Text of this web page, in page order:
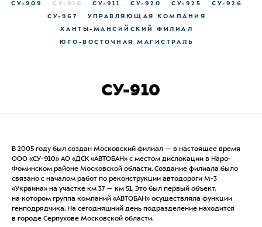
СУ-909 СУ-910 СУ-911 СУ-920 СУ-925 СУ-926
СУ-967 УПРАВЛЯЮЩАЯ КОМПАНИЯ
ХАНТЫ-МАНСИЙСКИЙ ФИЛИАЛ
ЮГО-ВОСТОЧНАЯ МАГИСТРАЛЬ
СУ-910
В 2005 году был создан Московский филиал — в настоящее время
ООО «СУ-910» АО «ДСК «АВТОБАН» с местом дислокации в Наро-
Фоминском районе Московской области. Создание филиала было
связано с началом работ по реконструкции автодороги М-3
«Украина» на участке км 37 — км 51. Это был первый объект,
на котором группа компаний «АВТОБАН» осуществляла функции
генподрядчика. На сегодняшний день подразделение находится
в городе Серпухове Московской области.